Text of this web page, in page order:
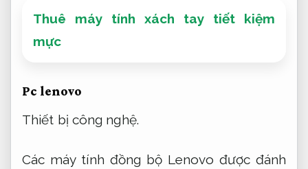
Thuê máy tính xách tay tiết kiệm
mực
Pc lenovo
Thiết bị công nghệ.
Các máy tính đồng bộ Lenovo được đánh